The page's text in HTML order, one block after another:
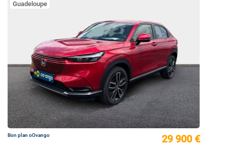
Guadeloupe
Bon plan oOvango 29 900 €